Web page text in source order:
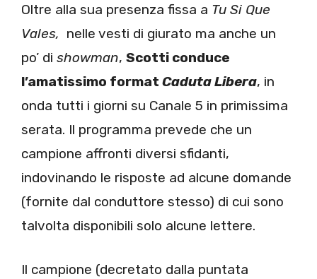
Oltre alla sua presenza fissa a Tu Si Que
Vales, nelle vesti di giurato ma anche un
po’ di showman, Scotti conduce
l’amatissimo format Caduta Libera, in
onda tutti i giorni su Canale 5 in primissima
serata. Il programma prevede che un
campione affronti diversi sfidanti,
indovinando le risposte ad alcune domande
(fornite dal conduttore stesso) di cui sono
talvolta disponibili solo alcune lettere.
Il campione (decretato dalla puntata